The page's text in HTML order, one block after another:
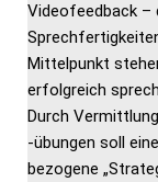
Videofeedback –
Mittelpunkt
erfolgreich
Durch
-übungen soll
bezogene